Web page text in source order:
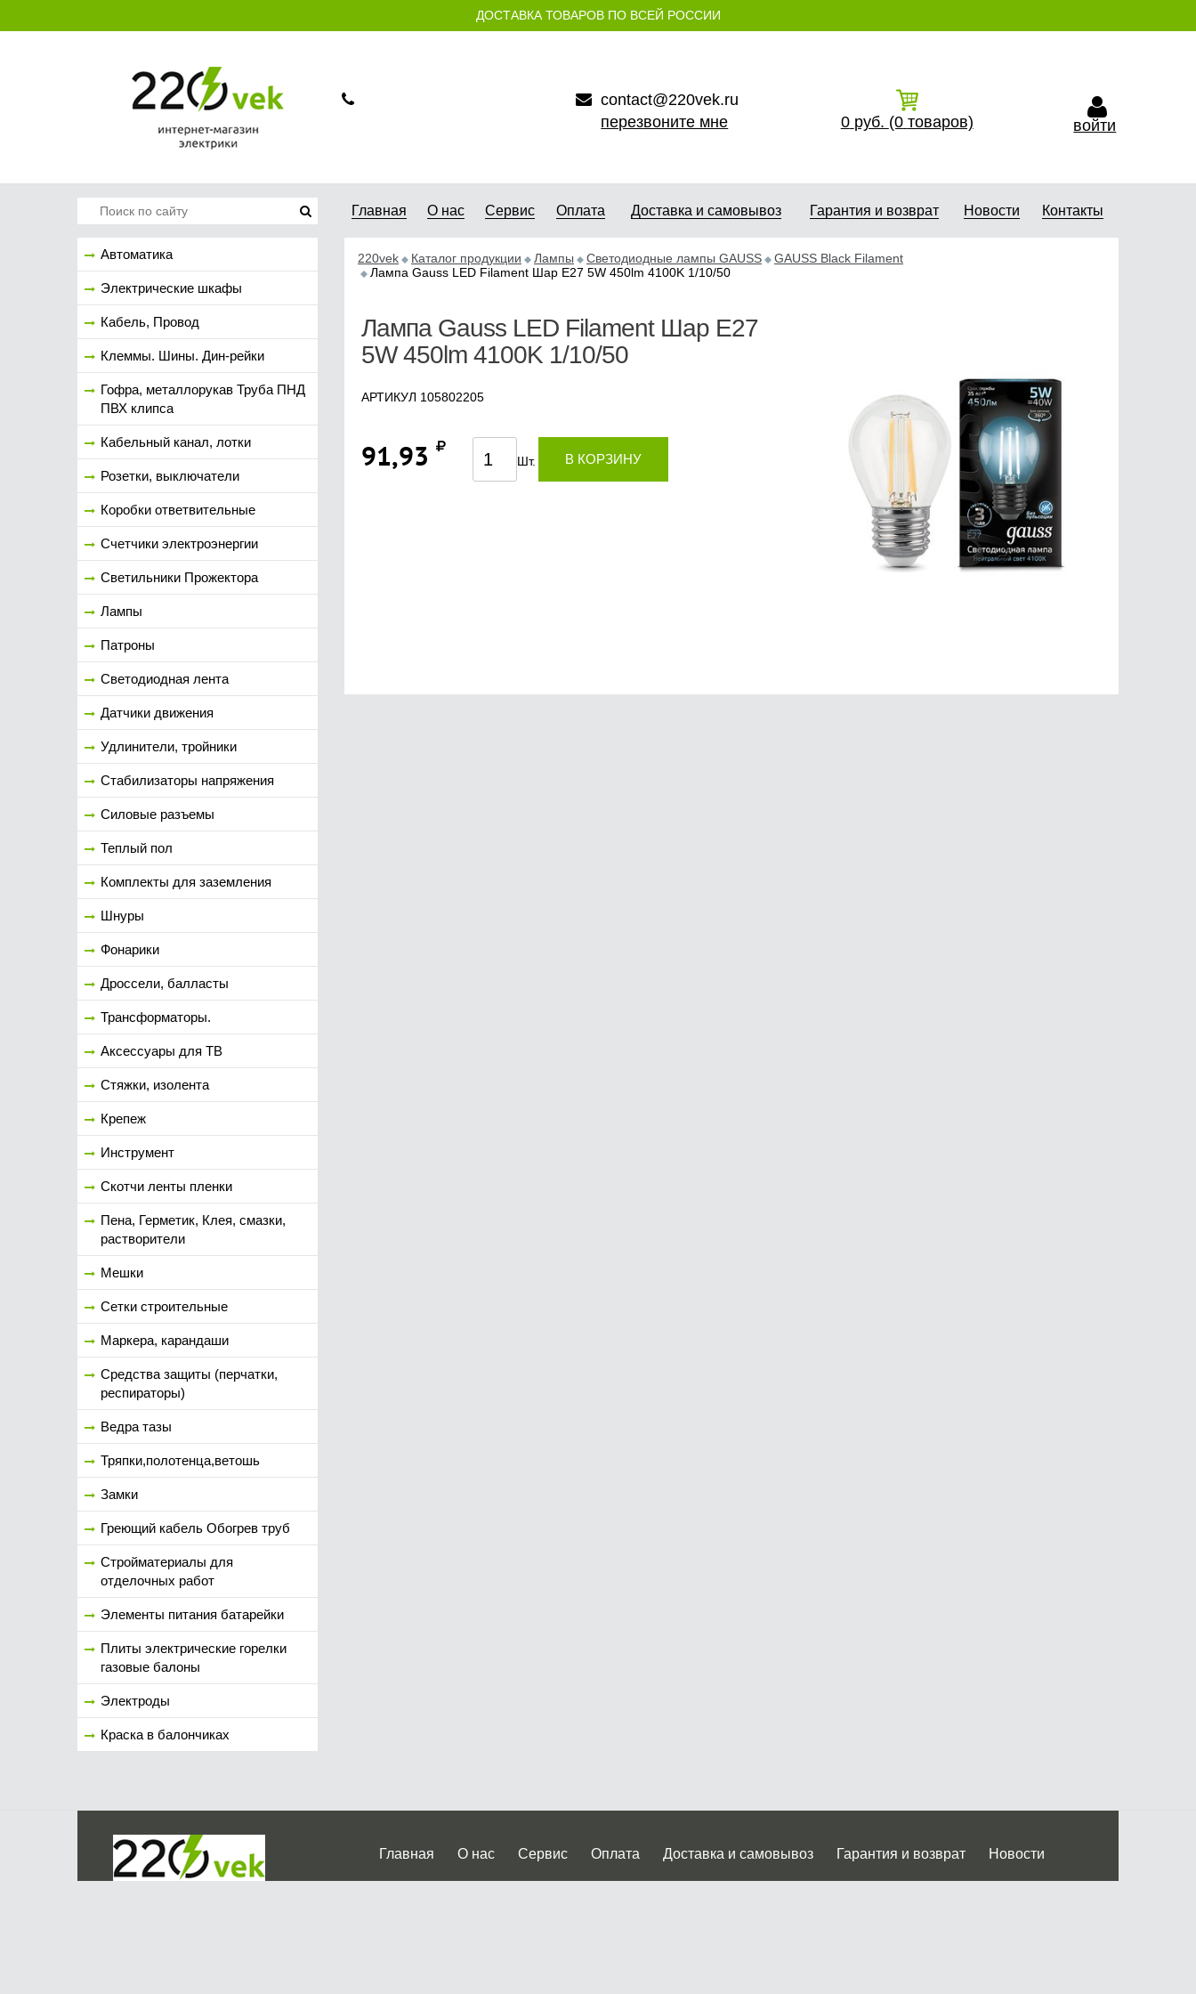
ДОСТАВКА ТОВАРОВ ПО ВСЕЙ РОССИИ
contact@220vek.ru
перезвоните мне
0 руб. (0 товаров) войти
Автоматика
Электрические шкафы
Кабель, Провод
Клеммы. Шины. Дин-рейки
Гофра, металлорукав Труба ПНД
ПВХ клипса
Кабельный канал, лотки
Розетки, выключатели
Коробки ответвительные
Счетчики электроэнергии
Светильники Прожектора
Лампы
Патроны
Светодиодная лента
Датчики движения
Удлинители, тройники
Стабилизаторы напряжения
Силовые разъемы
Теплый пол
Комплекты для заземления
Шнуры
Фонарики
Дроссели, балласты
Трансформаторы.
Аксессуары для ТВ
Стяжки, изолента
Крепеж
Инструмент
Скотчи ленты пленки
Пена, Герметик, Клея, смазки,
растворители
Мешки
Сетки строительные
Маркера, карандаши
Средства защиты (перчатки,
респираторы)
Ведра тазы
Тряпки,полотенца,ветошь
Замки
Греющий кабель Обогрев труб
Стройматериалы для
отделочных работ
Элементы питания батарейки
Плиты электрические горелки
газовые балоны
Электроды
Краска в балончиках
Главная О нас Сервис Оплата Доставка и самовывоз Гарантия и возврат Новости Контакты
220vek Каталог продукции Лампы Светодиодные лампы GAUSS
GAUSS Black Filament
Лампа Gauss LED Filament Шар E27 5W 450lm 4100K 1/10/50
Лампа Gauss LED Filament Шар E27
5W 450lm 4100K 1/10/50
АРТИКУЛ 105802205
91,93 Шт. В КОРЗИНУ
Главная О нас Сервис Оплата Доставка и самовывоз Гарантия и возврат Новости